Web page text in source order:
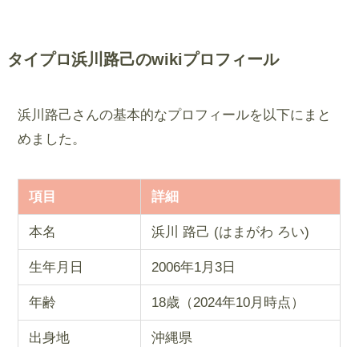
タイプロ浜川路己のwikiプロフィール
浜川路己さんの基本的なプロフィールを以下にまと
めました。
項目 詳細
本名 浜川 路己 (はまがわ ろい)
生年月日 2006年1月3日
年齢 18歳（2024年10月時点）
出身地 沖縄県